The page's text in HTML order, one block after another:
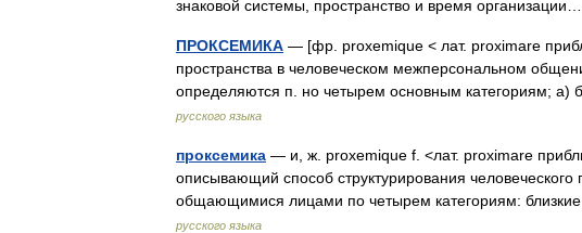
знаковой системы, пространство и время
ПРОКСЕМИКА — [фр. proxemique < лат. proximare
пространства в человеческом межперсональном
определяются п. но четырем основным категориям;
русского языка
проксемика — и, ж. proxemique f. <лат. proximare
описывающий способ структурирования
общающимися лицами по четырем категориям:
русского языка